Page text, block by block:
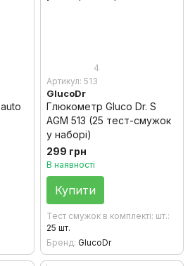
4
Артикул: 513
GlucoDr
Глюкометр Gluсo Dr. S
AGM 513 (25 тест-смужок
у наборі)
299 грн
В наявності
Купити
Тест смужок в комплекті: шт.
25 шт.
Бренд GlucoDr